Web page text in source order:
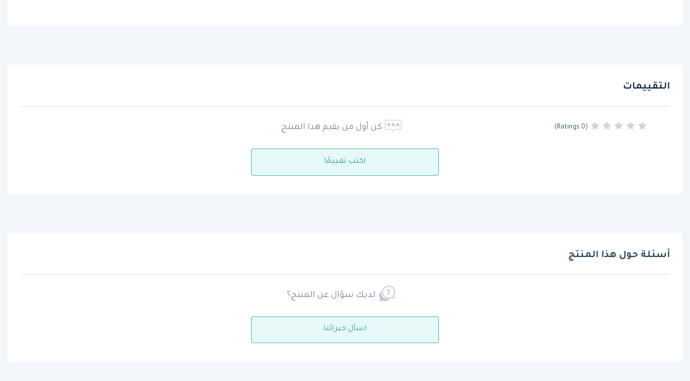
التقييمات
(0 Ratings) كن أول من يقيم هذا المنتج
اكتب تقييمًا
أسئلة حول هذا المنتج
لديك سؤال عن المنتج؟
اسأل خبرائنا